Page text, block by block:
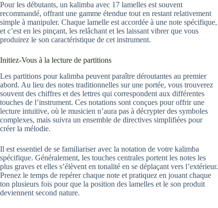
Pour les débutants, un kalimba avec 17 lamelles est souvent
recommandé, offrant une gamme étendue tout en restant relativement
simple à manipuler. Chaque lamelle est accordée à une note spécifique,
et c’est en les pinçant, les relâchant et les laissant vibrer que vous
produirez le son caractéristique de cet instrument.
Initiez-Vous à la lecture de partitions
Les partitions pour kalimba peuvent paraître déroutantes au premier
abord. Au lieu des notes traditionnelles sur une portée, vous trouverez
souvent des chiffres et des lettres qui correspondent aux différentes
touches de l’instrument. Ces notations sont conçues pour offrir une
lecture intuitive, où le musicien n’aura pas à décrypter des symboles
complexes, mais suivra un ensemble de directives simplifiées pour
créer la mélodie.
Il est essentiel de se familiariser avec la notation de votre kalimba
spécifique. Généralement, les touches centrales portent les notes les
plus graves et elles s’élèvent en tonalité en se déplaçant vers l’extérieur.
Prenez le temps de repérer chaque note et pratiquez en jouant chaque
ton plusieurs fois pour que la position des lamelles et le son produit
deviennent second nature.